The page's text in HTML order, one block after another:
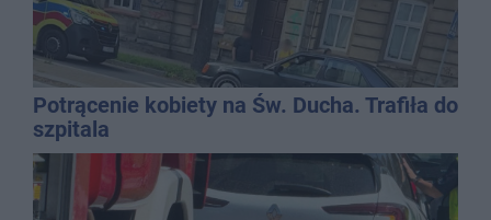
Potrącenie kobiety na Św. Ducha. Trafiła do
szpitala